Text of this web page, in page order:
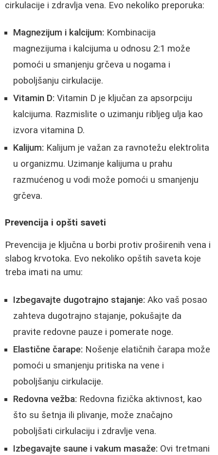
cirkulacije i zdravlja vena. Evo nekoliko preporuka:
Magnezijum i kalcijum: Kombinacija
magnezijuma i kalcijuma u odnosu 2:1 može
pomoći u smanjenju grčeva u nogama i
poboljšanju cirkulacije.
Vitamin D: Vitamin D je ključan za apsorpciju
kalcijuma. Razmislite o uzimanju ribljeg ulja kao
izvora vitamina D.
Kalijum: Kalijum je važan za ravnotežu elektrolita
u organizmu. Uzimanje kalijuma u prahu
razmućenog u vodi može pomoći u smanjenju
grčeva.
Prevencija i opšti saveti
Prevencija je ključna u borbi protiv proširenih vena i
slabog krvotoka. Evo nekoliko opštih saveta koje
treba imati na umu:
Izbegavajte dugotrajno stajanje: Ako vaš posao
zahteva dugotrajno stajanje, pokušajte da
pravite redovne pauze i pomerate noge.
Elastične čarape: Nošenje elatičnih čarapa može
pomoći u smanjenju pritiska na vene i
poboljšanju cirkulacije.
Redovna vežba: Redovna fizička aktivnost, kao
što su šetnja ili plivanje, može značajno
poboljšati cirkulaciju i zdravlje vena.
Izbegavajte saune i vakum masaže: Ovi tretmani